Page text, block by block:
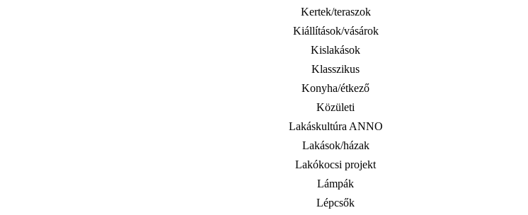
Kertek/teraszok
Kiállítások/vásárok
Kislakások
Klasszikus
Konyha/étkező
Közületi
Lakáskultúra ANNO
Lakások/házak
Lakókocsi projekt
Lámpák
Lépcsők